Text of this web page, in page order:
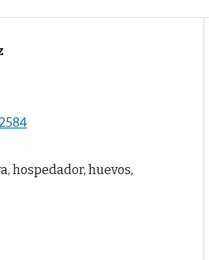
hospedador, huevos,